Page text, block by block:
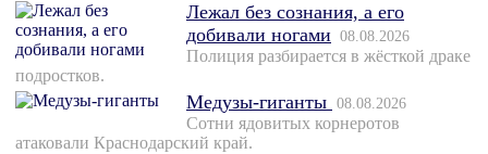
Лежал без сознания, а его
добивали ногами 08.08.2026
Полиция разбирается в жёсткой драке
подростков.
Медузы-гиганты 08.08.2026
Сотни ядовитых корнеротов
атаковали Краснодарский край.